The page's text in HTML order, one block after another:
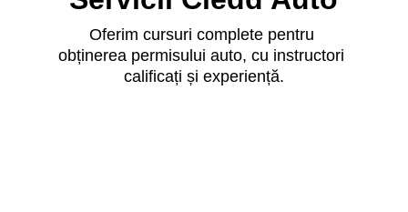
Oferim cursuri complete pentru
obținerea permisului auto, cu instructori
calificați și experiență.